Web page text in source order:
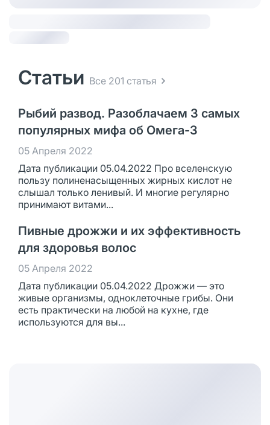
Статьи Все 201 статья
Рыбий развод. Разоблачаем 3 самых
популярных мифа об Омега-3
05 Апреля 2022
Дата публикации 05.04.2022 Про вселенскую
пользу полиненасыщенных жирных кислот не
слышал только ленивый. И многие регулярно
принимают витами...
Пивные дрожжи и их эффективность
для здоровья волос
05 Апреля 2022
Дата публикации 05.04.2022 Дрожжи — это
живые организмы, одноклеточные грибы. Они
есть практически на любой на кухне, где
используются для вы...